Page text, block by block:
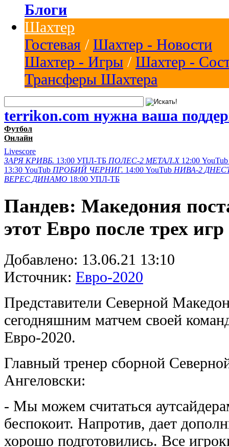
Блоги
Шахтер
Гостевая / Шахтер - Новости
Шахтер - Игры / Шахтер -
Трансферы Шахтера
terrikon.com нужна ваша
Футбол
Онлайн
Livescore
ЗАРЯ КРИВБ. 13:00 УПЛ-ТБ ПОЛЕС-2 МЕТАЛ.Х 12:00 YouTub
13:30 YouTub ПРОБИЙ ЧЕРНИГ. 14:00 YouTub НИВА-2
ВЕРЕС ДИНАМО 18:00 УПЛ-ТБ
Пандев: Македония
этот Евро после трех игр
Добавлено: 13.06.21 13:10
Источник: Евро-2020
Представители Северной
сегодняшним матчем своей
Евро-2020.
Главный тренер сборной
Ангеловски:
- Мы можем считаться
беспокоит. Напротив, дает
хорошо подготовились. Все